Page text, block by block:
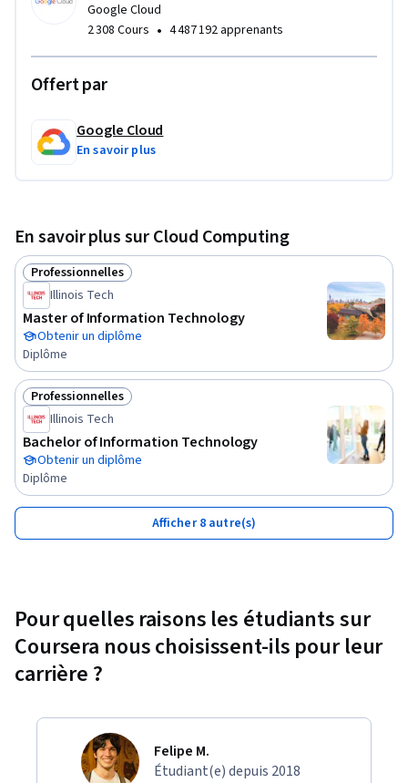
Google Cloud
2 308 Cours • 4 487 192 apprenants
Offert par
Google Cloud
En savoir plus
En savoir plus sur Cloud Computing
Statut : Professionnelles
Professionnelles
Illinois Tech
Master of Information Technology
Obtenir un diplôme
Diplôme
Statut : Professionnelles
Professionnelles
Illinois Tech
Bachelor of Information Technology
Obtenir un diplôme
Diplôme
Afficher 8 autre(s)
Pour quelles raisons les étudiants sur
Coursera nous choisissent-ils pour leur
carrière ?
Felipe M.
Étudiant(e) depuis 2018